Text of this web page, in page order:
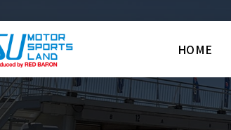
HOME